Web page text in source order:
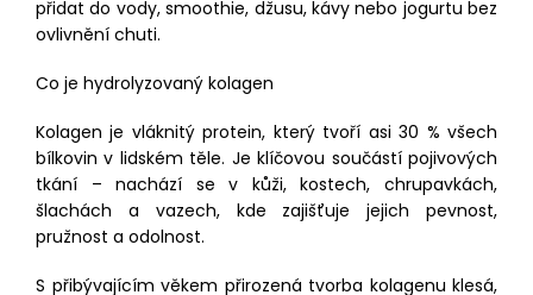
přidat do vody, smoothie, džusu, kávy nebo jogurtu bez
ovlivnění chuti.
Co je hydrolyzovaný kolagen
Kolagen je vláknitý protein, který tvoří asi 30 % všech
bílkovin v lidském těle. Je klíčovou součástí pojivových
tkání – nachází se v kůži, kostech, chrupavkách,
šlachách a vazech, kde zajišťuje jejich pevnost,
pružnost a odolnost.
S přibývajícím věkem přirozená tvorba kolagenu klesá,